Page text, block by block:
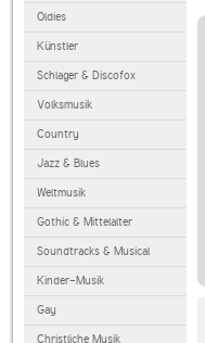
Oldies
Künstler
Schlager & Discofox
Volksmusik
Country
Jazz & Blues
Weltmusik
Gothic & Mittelalter
Soundtracks & Musical
Kinder-Musik
Gay
Christliche Musik